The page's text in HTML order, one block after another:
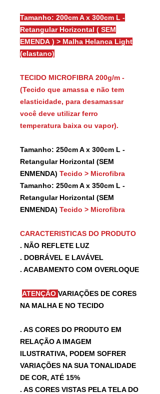
Tamanho: 200cm A x 300cm L -
Retangular Horizontal ( SEM
EMENDA ) > Malha Helanca Light
(elastano)
TECIDO MICROFIBRA 200g/m -
(Tecido que amassa e não tem
elasticidade, para desamassar
você deve utilizar ferro
temperatura baixa ou vapor).
Tamanho: 250cm A x 300cm L -
Retangular Horizontal (SEM
ENMENDA) Tecido > Microfibra
Tamanho: 250cm A x 350cm L -
Retangular Horizontal (SEM
ENMENDA) Tecido > Microfibra
CARACTERISTICAS DO PRODUTO
. NÃO REFLETE LUZ
. DOBRÁVEL E LAVÁVEL
. ACABAMENTO COM OVERLOQUE
ATENÇÃO VARIAÇÕES DE CORES
NA MALHA E NO TECIDO
. AS CORES DO PRODUTO EM
RELAÇÃO A IMAGEM
ILUSTRATIVA, PODEM SOFRER
VARIAÇÕES NA SUA TONALIDADE
DE COR, ATÉ 15%
. AS CORES VISTAS PELA TELA DO